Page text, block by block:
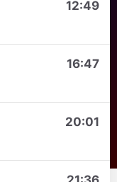
12:49
16:47
20:01